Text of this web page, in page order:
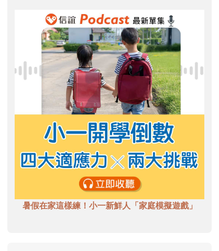
暑假在家這樣練！小一新鮮人「家庭模擬遊戲」